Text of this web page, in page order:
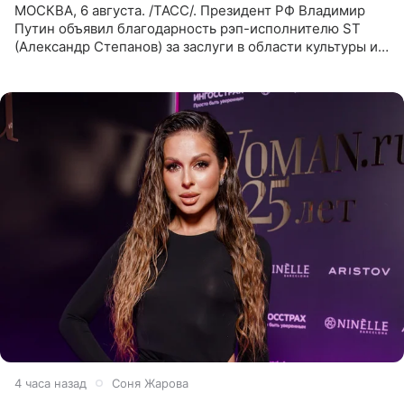
МОСКВА, 6 августа. /ТАСС/. Президент РФ Владимир
Путин объявил благодарность рэп-исполнителю ST
(Александр Степанов) за заслуги в области культуры и
4 часа назад Соня Жарова